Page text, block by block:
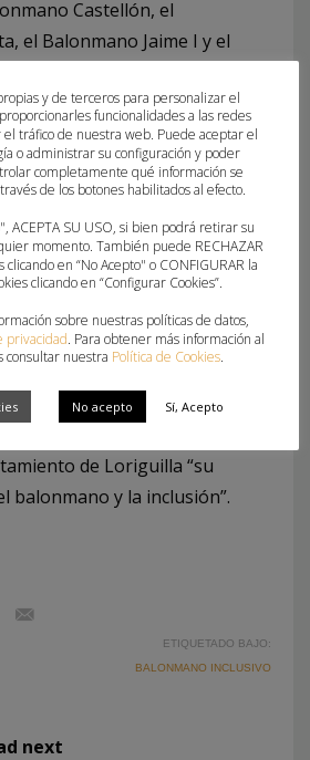
Castellón, el
el Balonmano Jaime I y el
Valenciana, más de
se benefician de una
temporada suma más
de la Federación de
Valenciana, aseguró
“un día histórico para el
por reunir a más de un
“venidos de todos los
porque nuestra apuesta
de Loriguilla “su
balonmano y la inclusión”.
ETIQUETADO BAJO:
BALONMANO INCLUSIVO
next
y de terceros para personalizar el
funcionalidades a las redes
el tráfico de nuestra web. Puede aceptar el
o administrar su configuración y poder
completamente qué información se
de los botones habilitados al efecto.
ACEPTA SU USO, si bien podrá retirar su
momento. También puede RECHAZAR
clicando en “No Acepto" o CONFIGURAR la
clicando en “Configurar Cookies”.
sobre nuestras políticas de datos,
privacidad. Para obtener más información al
consultar nuestra Política de Cookies.
No acepto Sí, Acepto